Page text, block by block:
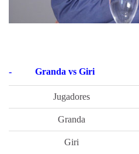
- Granda vs Giri
Jugadores
Granda
Giri